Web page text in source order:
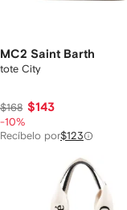
MC2 Saint Barth
tote City
$168 $143
-10%
Recíbelo por$123